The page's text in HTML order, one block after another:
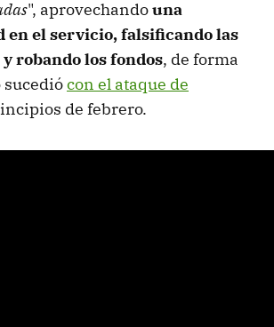
", aprovechandouna
el servicio, falsificando las
robando los fondos, de forma
sucediócon el ataque de
de febrero.